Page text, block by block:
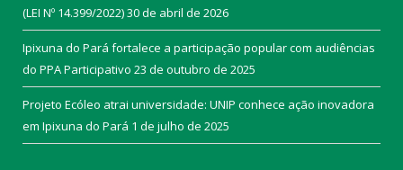
(LEI Nº 14.399/2022)30 de abril de 2026
Ipixuna do Pará fortalece a participação popular com audiências
do PPA Participativo 23 de outubro de 2025
Projeto Ecóleo atrai universidade: UNIP conhece ação inovadora
em Ipixuna do Pará 1 de julho de 2025